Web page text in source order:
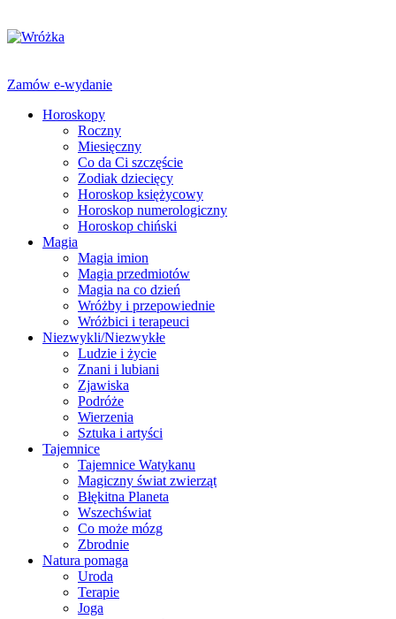
Zamów e-wydanie
Horoskopy
Roczny
Miesięczny
Co da Ci szczęście
Zodiak dziecięcy
Horoskop księżycowy
Horoskop numerologiczny
Horoskop chiński
Magia
Magia imion
Magia przedmiotów
Magia na co dzień
Wróżby i przepowiednie
Wróżbici i terapeuci
Niezwykli/Niezwykłe
Ludzie i życie
Znani i lubiani
Zjawiska
Podróże
Wierzenia
Sztuka i artyści
Tajemnice
Tajemnice Watykanu
Magiczny świat zwierząt
Błękitna Planeta
Wszechświat
Co może mózg
Zbrodnie
Natura pomaga
Uroda
Terapie
Joga